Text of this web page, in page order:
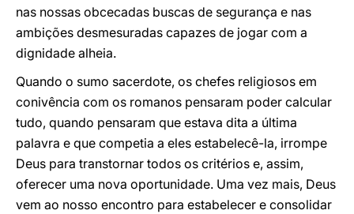
nas nossas obcecadas buscas de segurança e nas
ambições desmesuradas capazes de jogar com a
dignidade alheia.
Quando o sumo sacerdote, os chefes religiosos em
conivência com os romanos pensaram poder calcular
tudo, quando pensaram que estava dita a última
palavra e que competia a eles estabelecê-la, irrompe
Deus para transtornar todos os critérios e, assim,
oferecer uma nova oportunidade. Uma vez mais, Deus
vem ao nosso encontro para estabelecer e consolidar